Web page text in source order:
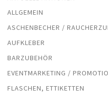
ALLGEMEIN
ASCHENBECHER /
AUFKLEBER
BARZUBEHÖR
EVENTMARKETING /
FLASCHEN, ETTIKETTEN